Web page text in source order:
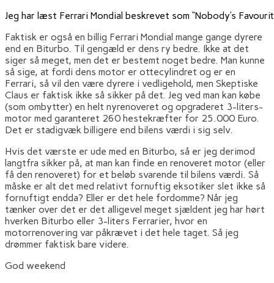
Jeg har læst Ferrari Mondial beskrevet som “Nobody’s
Faktisk er også en billig Ferrari Mondial mange gange dyrere
end en Biturbo. Til gengæld er dens ry bedre. Ikke at det
siger så meget, men det er bestemt noget bedre. Man kunne
så sige, at fordi dens motor er ottecylindret og er en
Ferrari, så vil den være dyrere i vedligehold, men Skeptiske
Claus er faktisk ikke så sikker på det. Jeg ved man kan købe
(som ombytter) en helt nyrenoveret og opgraderet 3-liters-
motor med garanteret 260 hestekræfter for 25.000 Euro.
Det er stadigvæk billigere end bilens værdi i sig selv.
Hvis det værste er ude med en Biturbo, så er jeg derimod
langtfra sikker på, at man kan finde en renoveret motor (eller
få den renoveret) for et beløb svarende til bilens værdi. Så
måske er alt det med relativt fornuftig eksotiker slet ikke så
fornuftigt endda? Eller er det hele fordomme? Når jeg
tænker over det er det alligevel meget sjældent jeg har hørt
hverken Biturbo eller 3-liters Ferrarier, hvor en
motorrenovering var påkrævet i det hele taget. Så jeg
drømmer faktisk bare videre.
God weekend